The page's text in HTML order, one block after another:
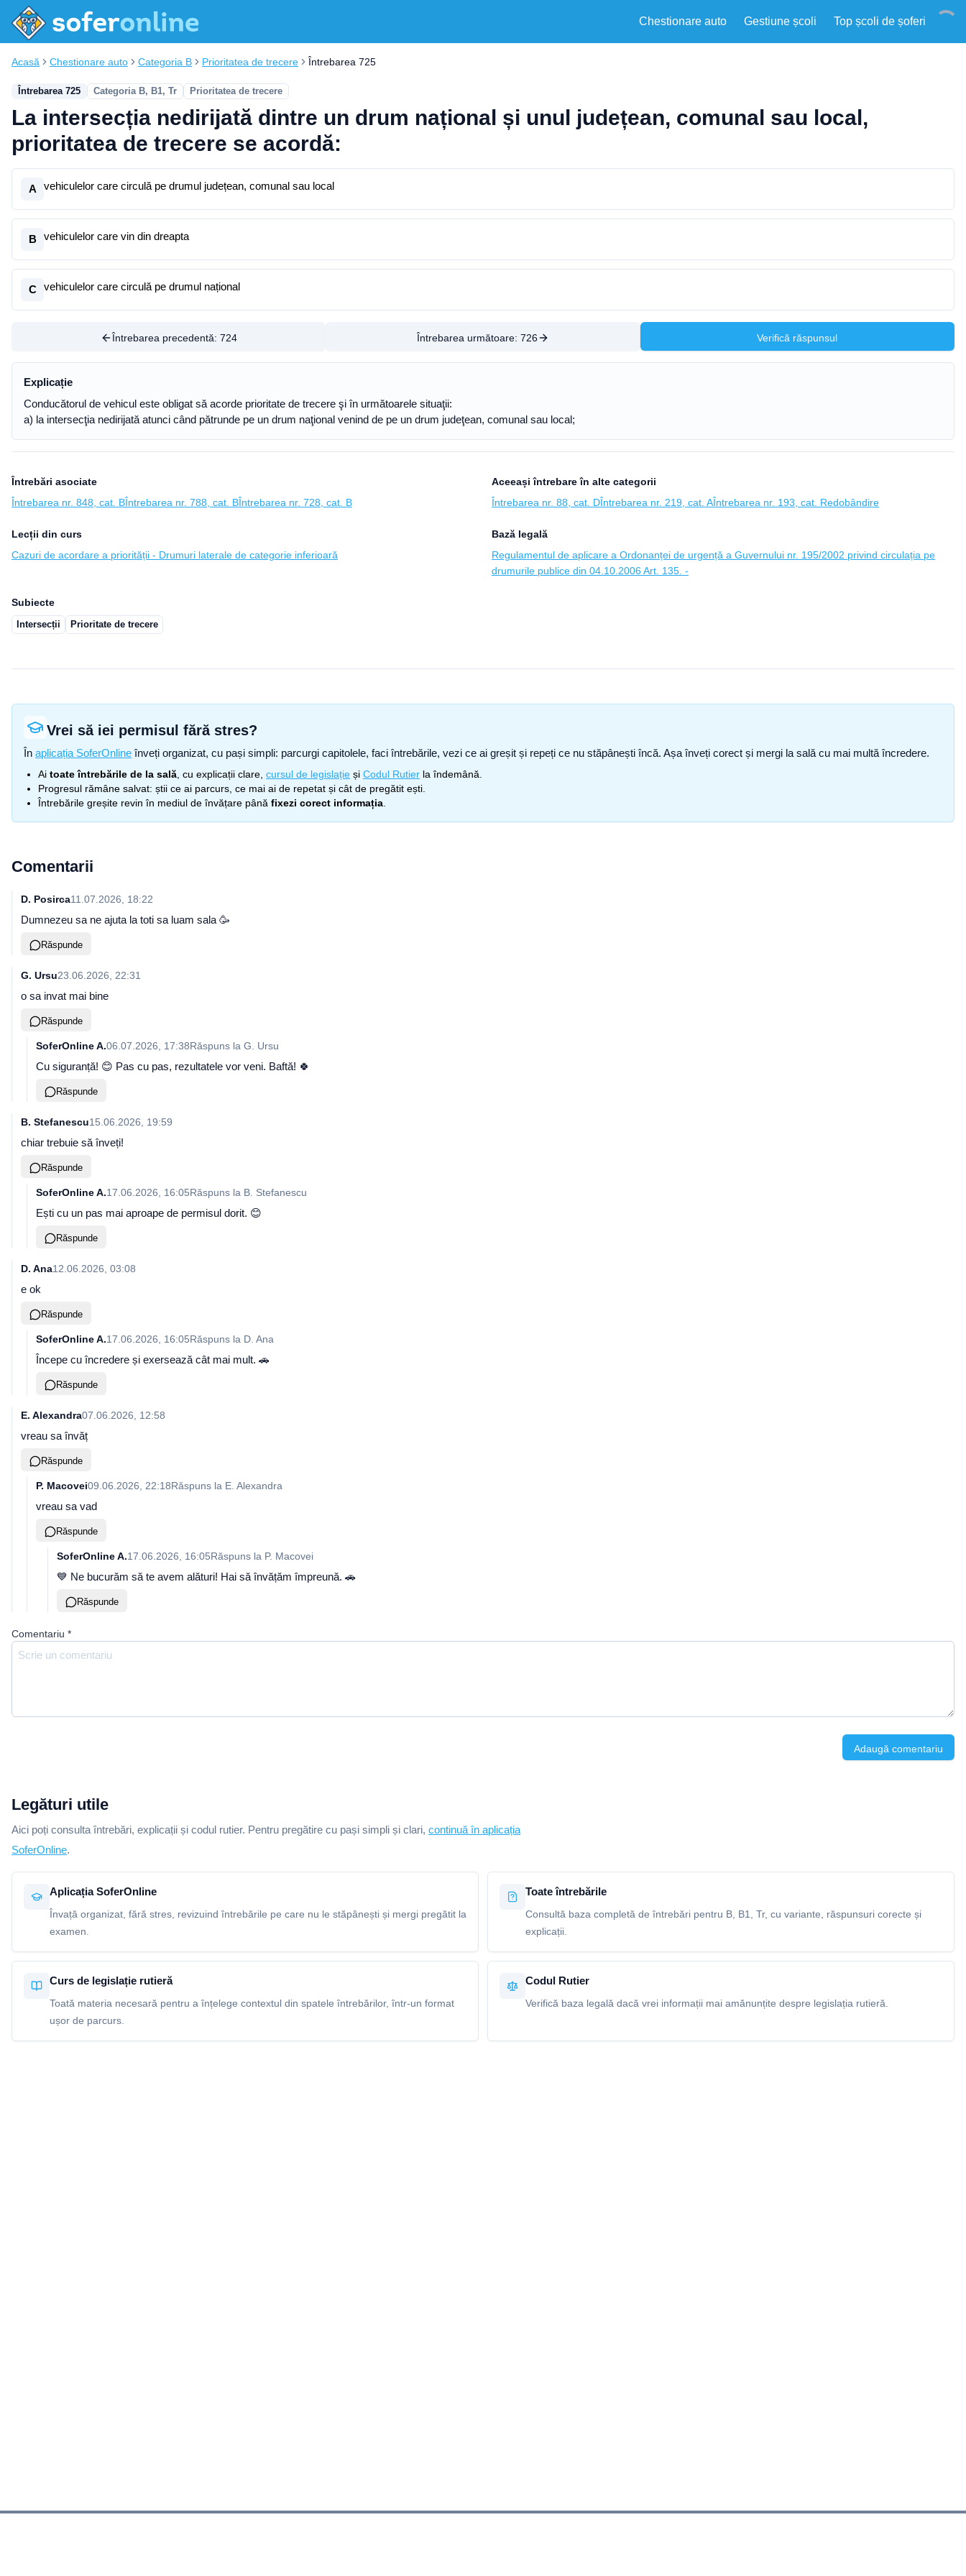
Chestionare auto Gestiune școli Top școli de șoferi
Acasă Chestionare auto Categoria B Prioritatea de trecere Întrebarea 725
Întrebarea 725 Categoria B, B1, Tr Prioritatea de trecere
La intersecția nedirijată dintre un drum național și unul județean, comunal sau local,
prioritatea de trecere se acordă:
A vehiculelor care circulă pe drumul județean, comunal sau local
B vehiculelor care vin din dreapta
C vehiculelor care circulă pe drumul național
Întrebarea precedentă: 724 Întrebarea următoare: 726 Verifică răspunsul
Explicație
Conducătorul de vehicul este obligat să acorde prioritate de trecere şi în următoarele situaţii:
a) la intersecţia nedirijată atunci când pătrunde pe un drum naţional venind de pe un drum judeţean, comunal sau local;
Întrebări asociate
Întrebarea nr. 848, cat. BÎntrebarea nr. 788, cat. BÎntrebarea nr. 728, cat. B
Aceeași întrebare în alte categorii
Întrebarea nr. 88, cat. DÎntrebarea nr. 219, cat. AÎntrebarea nr. 193, cat. Redobândire
Lecții din curs
Cazuri de acordare a priorității - Drumuri laterale de categorie inferioară
Bază legală
Regulamentul de aplicare a Ordonanței de urgență a Guvernului nr. 195/2002 privind circulația pe
drumurile publice din 04.10.2006 Art. 135. -
Subiecte
Intersecții Prioritate de trecere
Vrei să iei permisul fără stres?
În aplicația SoferOnline înveți organizat, cu pași simpli: parcurgi capitolele, faci întrebările, vezi ce ai greșit și repeți ce nu stăpânești încă. Așa înveți corect și mergi la sală cu mai multă încredere.
Ai toate întrebările de la sală , cu explicații clare, cursul de legislație și Codul Rutier la îndemână.
Progresul rămâne salvat: știi ce ai parcurs, ce mai ai de repetat și cât de pregătit ești.
Întrebările greșite revin în mediul de învățare până fixezi corect informația
Comentarii
D. Posirca11.07.2026, 18:22
Dumnezeu sa ne ajuta la toti sa luam sala 🥳
Răspunde
G. Ursu23.06.2026, 22:31
o sa invat mai bine
Răspunde
SoferOnline A.06.07.2026, 17:38Răspuns la G. Ursu
Cu siguranță! 😊 Pas cu pas, rezultatele vor veni. Baftă! 🍀
Răspunde
B. Stefanescu15.06.2026, 19:59
chiar trebuie să înveți!
Răspunde
SoferOnline A.17.06.2026, 16:05Răspuns la B. Stefanescu
Ești cu un pas mai aproape de permisul dorit. 😊
Răspunde
D. Ana12.06.2026, 03:08
e ok
Răspunde
SoferOnline A.17.06.2026, 16:05Răspuns la D. Ana
Începe cu încredere și exersează cât mai mult. 🚗
Răspunde
E. Alexandra07.06.2026, 12:58
vreau sa învăț
Răspunde
P. Macovei09.06.2026, 22:18Răspuns la E. Alexandra
vreau sa vad
Răspunde
SoferOnline A.17.06.2026, 16:05Răspuns la P. Macovei
💙 Ne bucurăm să te avem alături! Hai să învățăm împreună. 🚗
Răspunde
Comentariu *
Adaugă comentariu
Legături utile
Aici poți consulta întrebări, explicații și codul rutier. Pentru pregătire cu pași simpli și clari, continuă în aplicația
SoferOnline.
Aplicația SoferOnline
Învață organizat, fără stres, revizuind întrebările pe care nu le stăpânești și mergi pregătit la
examen.
Toate întrebările
Consultă baza completă de întrebări pentru B, B1, Tr, cu variante, răspunsuri corecte și
explicații.
Curs de legislație rutieră
Toată materia necesară pentru a înțelege contextul din spatele întrebărilor, într-un format
ușor de parcurs.
Codul Rutier
Verifică baza legală dacă vrei informații mai amănunțite despre legislația rutieră.